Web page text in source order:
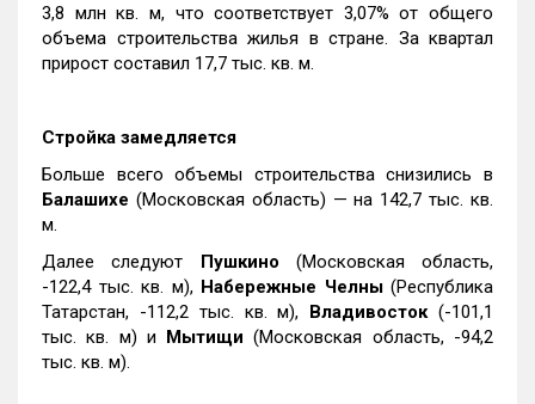
3,8 млн кв. м, что соответствует 3,07% от общего
объема строительства жилья в стране. За квартал
прирост составил 17,7 тыс. кв. м.
Стройка замедляется
Больше всего объемы строительства снизились в
Балашихе (Московская область) — на 142,7 тыс. кв.
м.
Далее следуют Пушкино (Московская область,
-122,4 тыс. кв. м), Набережные Челны(Республика
Татарстан, -112,2 тыс. кв. м), Владивосток(-101,1
тыс. кв. м) и Мытищи (Московская область, -94,2
тыс. кв. м).